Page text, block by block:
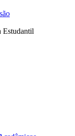
Estudantil